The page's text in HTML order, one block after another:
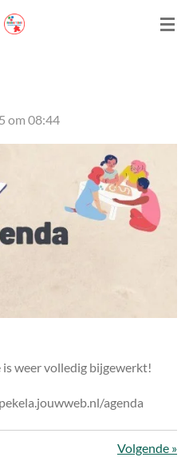
om 08:44
is weer volledig bijgewerkt!
agenda
Volgende »